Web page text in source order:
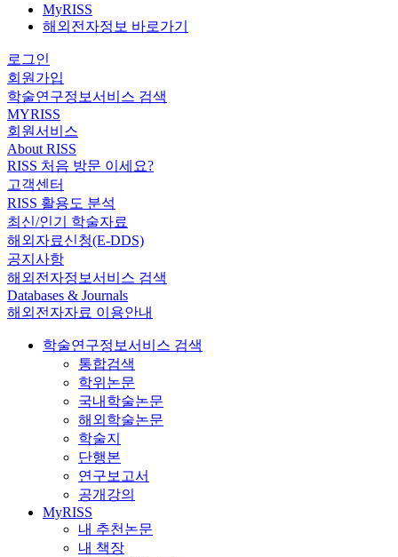
MyRISS
해외전자정보 바로가기
로그인
회원가입
학술연구정보서비스 검색
MYRISS
회원서비스
About RISS
RISS 처음 방문 이세요?
고객센터
RISS 활용도 분석
최신/인기 학술자료
해외자료신청(E-DDS)
공지사항
해외전자정보서비스 검색
Databases & Journals
해외전자자료 이용안내
학술연구정보서비스 검색
통합검색
학위논문
국내학술논문
해외학술논문
학술지
단행본
연구보고서
공개강의
MyRISS
내 추천논문
내 책장